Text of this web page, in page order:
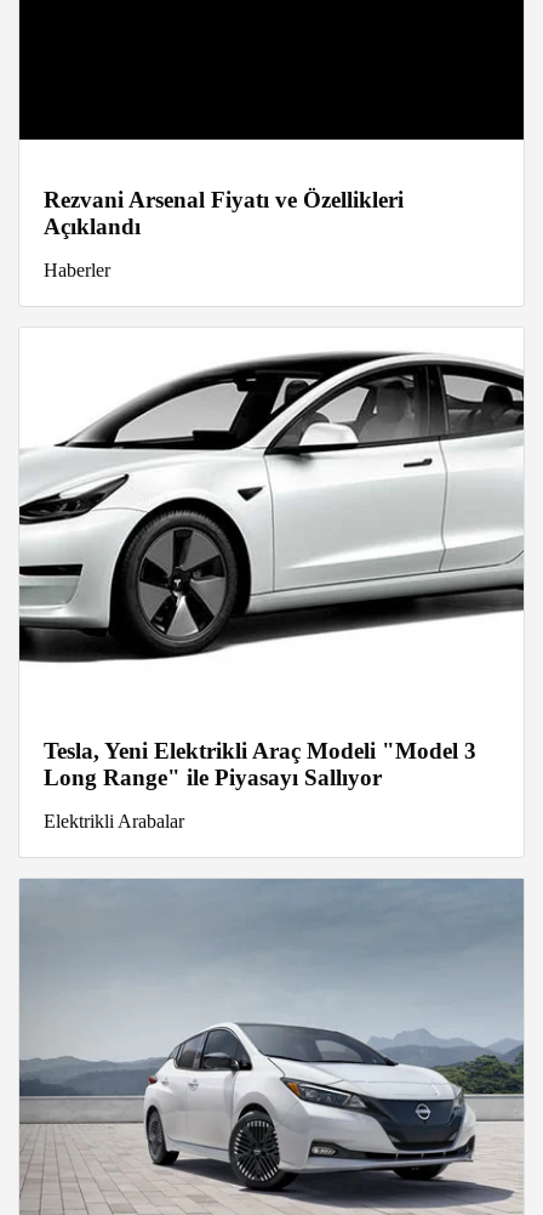
Rezvani Arsenal Fiyatı ve Özellikleri
Açıklandı
Haberler
Tesla, Yeni Elektrikli Araç Modeli "Model 3
Long Range" ile Piyasayı Sallıyor
Elektrikli Arabalar